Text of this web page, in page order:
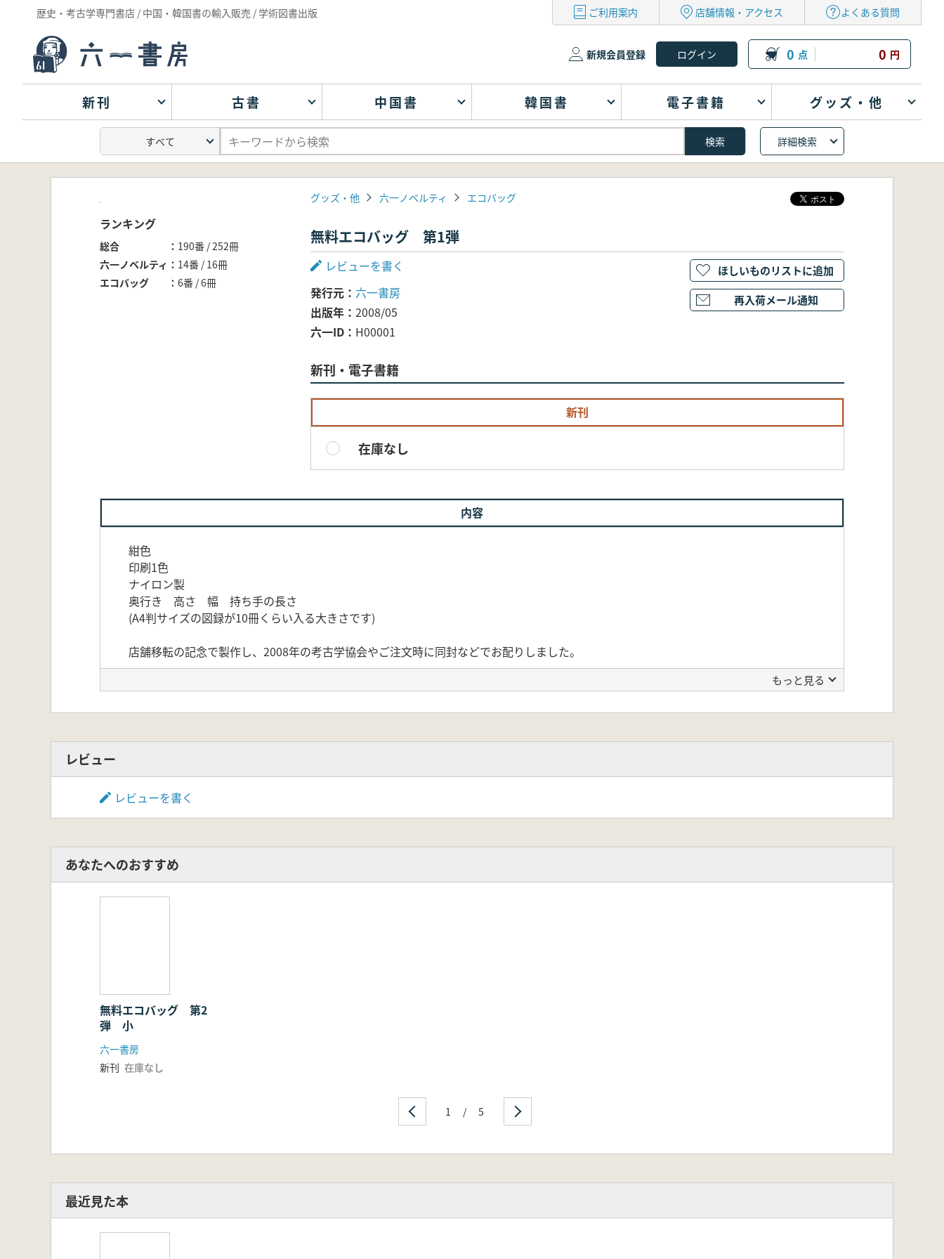
歴史・考古学専門書店 / 中国・韓国書の輸入販売 / 学術図書出版 ご利用案内 店舗情報・アクセス よくある質問
新規会員登録 0 点 0 円
新刊 古書 中国書 韓国書 電子書籍 グッズ・他
詳細検索
ランキング
総合
190番 / 252冊
六一ノベルティ
14番 / 16冊
エコバッグ
6番 / 6冊
グッズ・他 六一ノベルティ エコバッグ
無料エコバッグ 第1弾
レビューを書く
発行元
六一書房
出版年
2008/05
六一ID
H00001
新刊・電子書籍
新刊
在庫なし
ほしいものリストに追加
再入荷メール通知
内容
紺色
印刷1色
ナイロン製
奥行き 高さ 幅 持ち手の長さ
(A4判サイズの図録が10冊くらい入る大きさです)
店舗移転の記念で製作し、2008年の考古学協会やご注文時に同封などでお配りしました。
もっと見る
レビュー
レビューを書く
あなたへのおすすめ
無料エコバッグ 第2
弾 小
六一書房
新刊 在庫なし
1 / 5
最近見た本